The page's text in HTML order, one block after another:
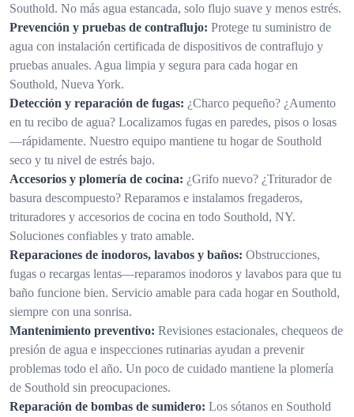
Southold. No más agua estancada, solo flujo suave y menos estrés.
Prevención y pruebas de contraflujo: Protege tu suministro de
agua con instalación certificada de dispositivos de contraflujo y
pruebas anuales. Agua limpia y segura para cada hogar en
Southold, Nueva York.
Detección y reparación de fugas: ¿Charco pequeño? ¿Aumento
en tu recibo de agua? Localizamos fugas en paredes, pisos o losas
—rápidamente. Nuestro equipo mantiene tu hogar de Southold
seco y tu nivel de estrés bajo.
Accesorios y plomería de cocina: ¿Grifo nuevo? ¿Triturador de
basura descompuesto? Reparamos e instalamos fregaderos,
trituradores y accesorios de cocina en todo Southold, NY.
Soluciones confiables y trato amable.
Reparaciones de inodoros, lavabos y baños: Obstrucciones,
fugas o recargas lentas—reparamos inodoros y lavabos para que tu
baño funcione bien. Servicio amable para cada hogar en Southold,
siempre con una sonrisa.
Mantenimiento preventivo: Revisiones estacionales, chequeos de
presión de agua e inspecciones rutinarias ayudan a prevenir
problemas todo el año. Un poco de cuidado mantiene la plomería
de Southold sin preocupaciones.
Reparación de bombas de sumidero: Los sótanos en Southold